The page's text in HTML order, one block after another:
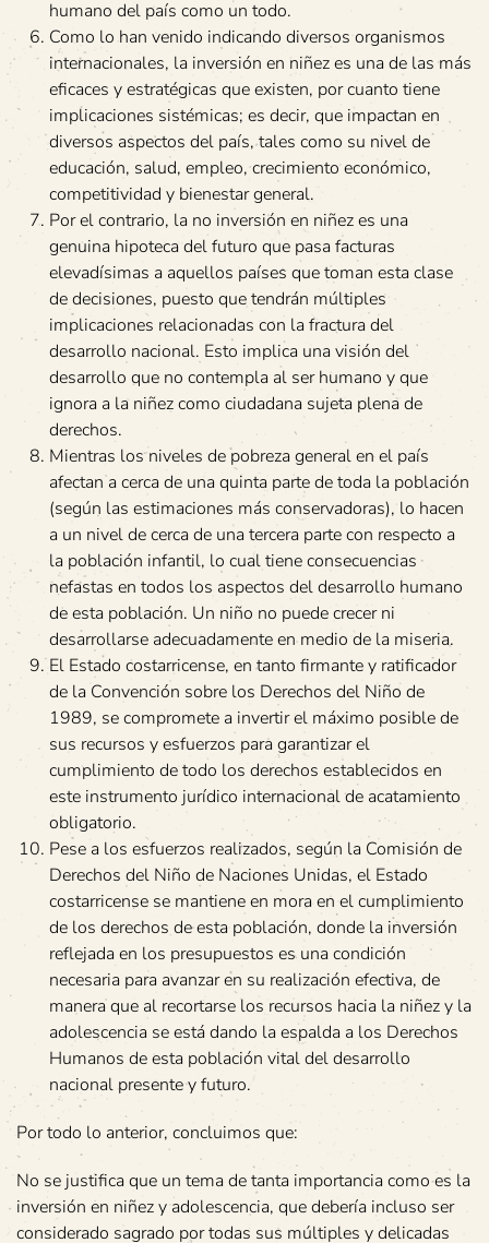
humano del país como un todo.
Como lo han venido indicando diversos organismos
internacionales, la inversión en niñez es una de las más
eficaces y estratégicas que existen, por cuanto tiene
implicaciones sistémicas; es decir, que impactan en
diversos aspectos del país, tales como su nivel de
educación, salud, empleo, crecimiento económico,
competitividad y bienestar general.
Por el contrario, la no inversión en niñez es una
genuina hipoteca del futuro que pasa facturas
elevadísimas a aquellos países que toman esta clase
de decisiones, puesto que tendrán múltiples
implicaciones relacionadas con la fractura del
desarrollo nacional. Esto implica una visión del
desarrollo que no contempla al ser humano y que
ignora a la niñez como ciudadana sujeta plena de
derechos.
Mientras los niveles de pobreza general en el país
afectan a cerca de una quinta parte de toda la población
(según las estimaciones más conservadoras), lo hacen
a un nivel de cerca de una tercera parte con respecto a
la población infantil, lo cual tiene consecuencias
nefastas en todos los aspectos del desarrollo humano
de esta población. Un niño no puede crecer ni
desarrollarse adecuadamente en medio de la miseria.
El Estado costarricense, en tanto firmante y ratificador
de la Convención sobre los Derechos del Niño de
1989, se compromete a invertir el máximo posible de
sus recursos y esfuerzos para garantizar el
cumplimiento de todo los derechos establecidos en
este instrumento jurídico internacional de acatamiento
obligatorio.
Pese a los esfuerzos realizados, según la Comisión de
Derechos del Niño de Naciones Unidas, el Estado
costarricense se mantiene en mora en el cumplimiento
de los derechos de esta población, donde la inversión
reflejada en los presupuestos es una condición
necesaria para avanzar en su realización efectiva, de
manera que al recortarse los recursos hacia la niñez y la
adolescencia se está dando la espalda a los Derechos
Humanos de esta población vital del desarrollo
nacional presente y futuro.
Por todo lo anterior, concluimos que:
No se justifica que un tema de tanta importancia como es la
inversión en niñez y adolescencia, que debería incluso ser
considerado sagrado por todas sus múltiples y delicadas